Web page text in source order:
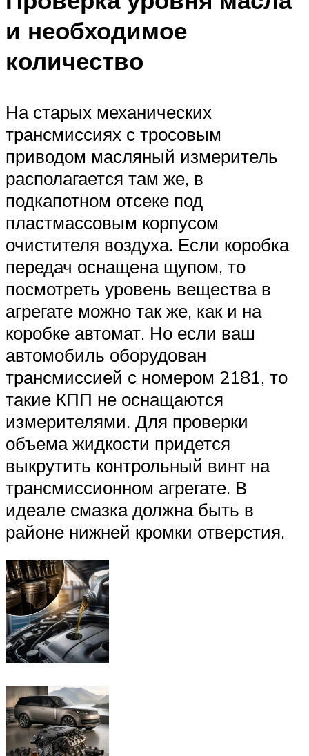
и необходимое
количество
На старых механических
трансмиссиях с тросовым
приводом масляный измеритель
располагается там же, в
подкапотном отсеке под
пластмассовым корпусом
очистителя воздуха. Если коробка
передач оснащена щупом, то
посмотреть уровень вещества в
агрегате можно так же, как и на
коробке автомат. Но если ваш
автомобиль оборудован
трансмиссией с номером 2181, то
такие КПП не оснащаются
измерителями. Для проверки
объема жидкости придется
выкрутить контрольный винт на
трансмиссионном агрегате. В
идеале смазка должна быть в
районе нижней кромки отверстия.